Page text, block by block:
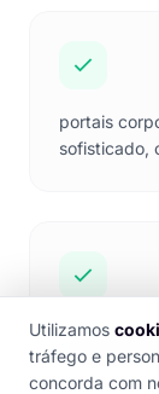
portais
sofisticado,
loja virtual
entregas
Utilizamos
tráfego e
concorda com